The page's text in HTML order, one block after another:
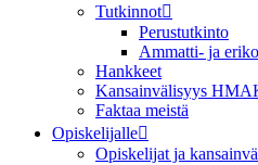
Tutkinnot
Perustutkinto
Ammatti- ja
Hankkeet
Kansainvälisyys
Faktaa meistä
Opiskelijalle
Opiskelijat ja